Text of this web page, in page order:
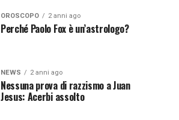
OROSCOPO 2 anni ago
Perché Paolo Fox è un’astrologo?
NEWS 2 anni ago
Nessuna prova di razzismo a Juan
Jesus: Acerbi assolto